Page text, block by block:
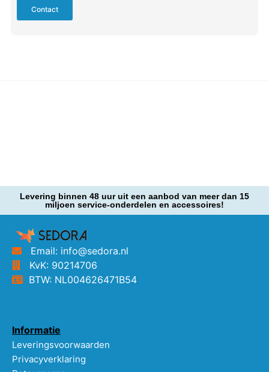
Contact
Levering binnen 48 uur uit een aanbod van meer dan 15
miljoen service-onderdelen en accessoires!
Email: info@sedora.nl
KvK: 90214706
BTW: NL004626471B54
Informatie
Leveringsvoorwaarden
Privacyverklaring